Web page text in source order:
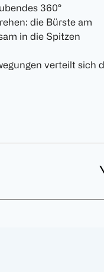
360°
die Bürste am
in die Spitzen
verteilt sich